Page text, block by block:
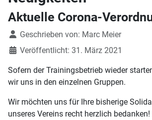
Aktuelle Corona-
DetailsGeschrieben von: Marc Meier
Veröffentlicht: 31. März 2021
Sofern der Trainingsbetrieb wieder
wir uns in den einzelnen Gruppen.
Wir möchten uns für Ihre bisherige
unseres Vereins recht herzlich bedanken!